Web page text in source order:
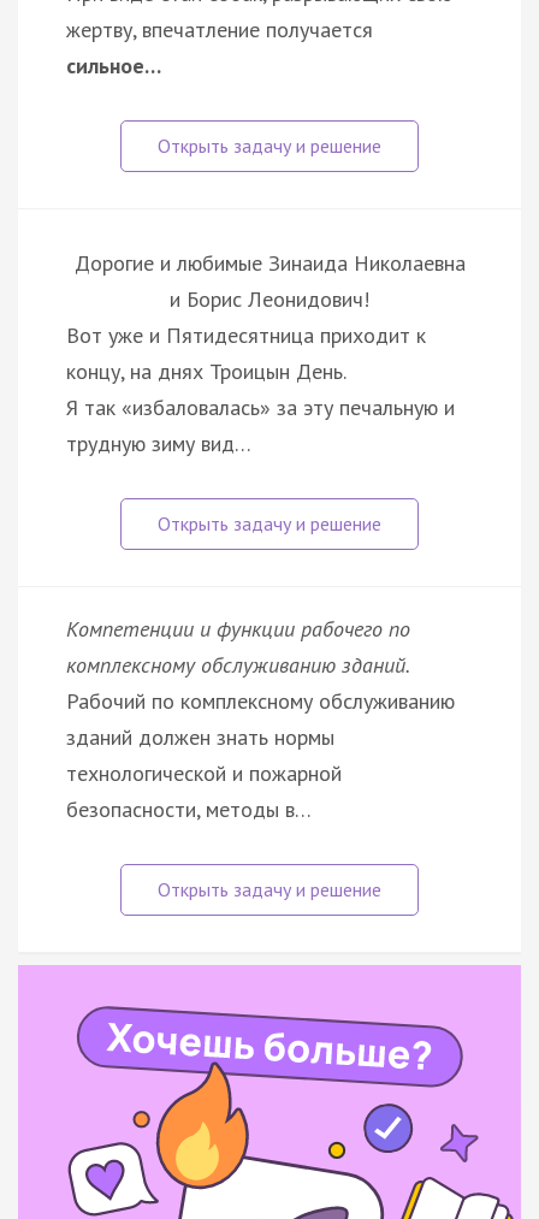
жертву, впечатление получается
сильное…
Дорогие и любимые Зинаида Николаевна
и Борис Леонидович!
Вот уже и Пятидесятница приходит к
концу, на днях Троицын День.
Я так «избаловалась» за эту печальную и
трудную зиму вид…
Компетенции и функции рабочего по
комплексному обслуживанию зданий.
Рабочий по комплексному обслуживанию
зданий должен знать нормы
технологической и пожарной
безопасности, методы в…